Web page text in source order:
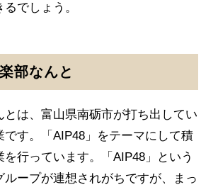
でしょう。
部なんと
とは、富山県南砺市が打ち出してい
です。「AIP48」をテーマにして積
行っています。「AIP48」という
ループが連想されがちですが、まっ